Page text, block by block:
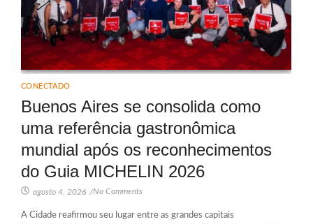
CONECTADO
Buenos Aires se consolida como
uma referência gastronômica
mundial após os reconhecimentos
do Guia MICHELIN 2026
agosto 4, 2026 /No Comments
A Cidade reafirmou seu lugar entre as grandes capitais